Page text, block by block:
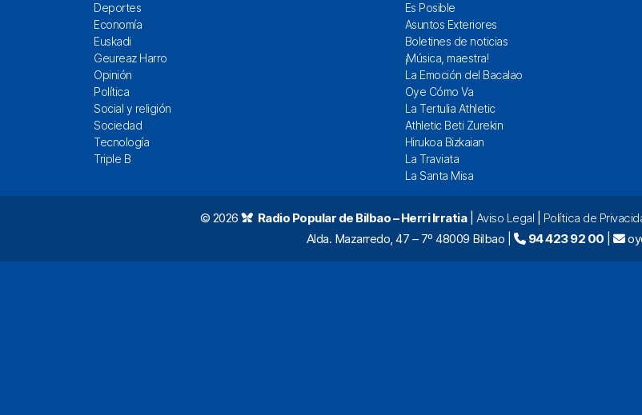
Deportes
Economía
Euskadi
Geureaz Harro
Opinión
Política
Social y religión
Sociedad
Tecnología
Triple B
Es Posible
Asuntos Exteriores
Boletines de noticias
¡Música, maestra!
La Emoción del Bacalao
Oye Cómo Va
La Tertulia Athletic
Athletic Beti Zurekin
Hirukoa Bizkaian
La Traviata
La Santa Misa
© 2026 Radio Popular de Bilbao – Herri Irratia| Aviso Legal Política de
Alda. Mazarredo, 47 – 7º 48009 Bilbao |
94 423 92 00 |